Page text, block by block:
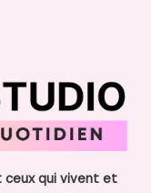
ceux qui vivent et